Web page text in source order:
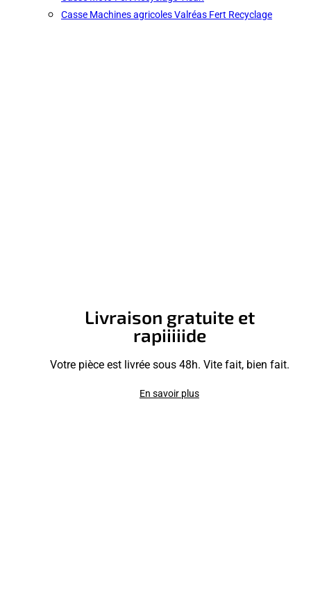
Casse Machines agricoles Valréas Fert Recyclage
Livraison gratuite et
rapiiiiide
Votre pièce est livrée sous 48h. Vite fait, bien fait.
En savoir plus